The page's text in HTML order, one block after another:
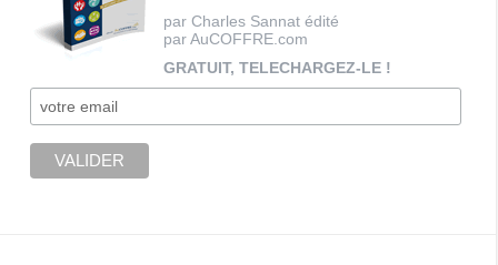
par Charles Sannat édité
par AuCOFFRE.com
GRATUIT, TELECHARGEZ-LE !